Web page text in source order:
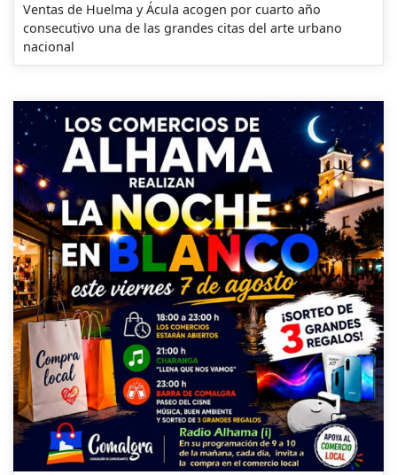
Ventas de Huelma y Ácula acogen por cuarto año
consecutivo una de las grandes citas del arte urbano
nacional